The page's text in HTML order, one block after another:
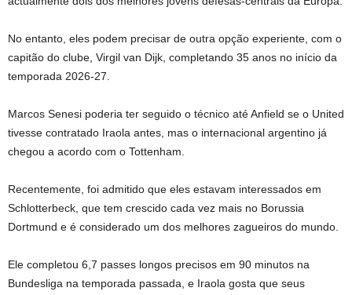
No entanto, eles podem precisar de outra opção experiente, com o
capitão do clube, Virgil van Dijk, completando 35 anos no início da
temporada 2026-27.
Marcos Senesi poderia ter seguido o técnico até Anfield se o United
tivesse contratado Iraola antes, mas o internacional argentino já
chegou a acordo com o Tottenham.
Recentemente, foi admitido que eles estavam interessados ​​em
Schlotterbeck, que tem crescido cada vez mais no Borussia
Dortmund e é considerado um dos melhores zagueiros do mundo.
Ele completou 6,7 passes longos precisos em 90 minutos na
Bundesliga na temporada passada, e Iraola gosta que seus